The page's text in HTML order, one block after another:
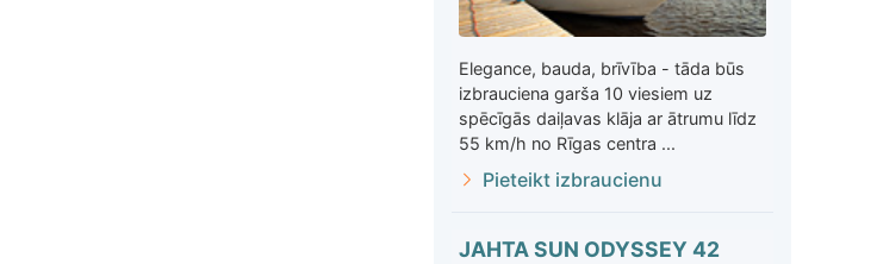
Elegance, bauda, brīvība - tāda būs
izbrauciena garša 10 viesiem uz
spēcīgās daiļavas klāja ar ātrumu līdz
55 km/h no Rīgas centra ...
Pieteikt izbraucienu
JAHTA SUN ODYSSEY 42